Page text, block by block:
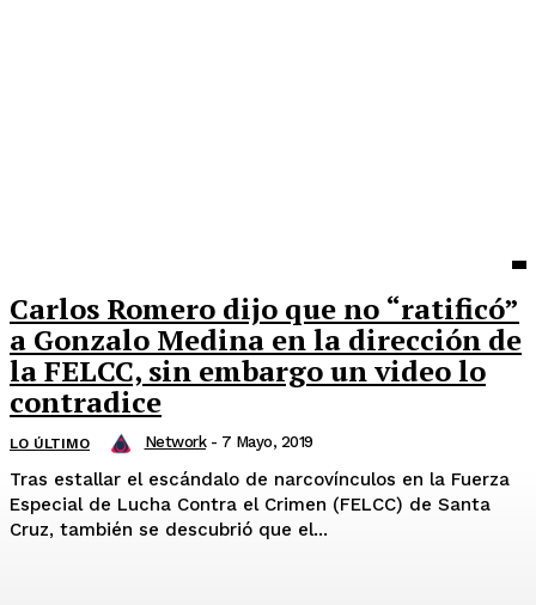
Carlos Romero dijo que no “ratificó”
a Gonzalo Medina en la dirección de
la FELCC, sin embargo un video lo
contradice
LO ÚLTIMO Network - 7 Mayo, 2019
Tras estallar el escándalo de narcovínculos en la Fuerza
Especial de Lucha Contra el Crimen (FELCC) de Santa
Cruz, también se descubrió que el...